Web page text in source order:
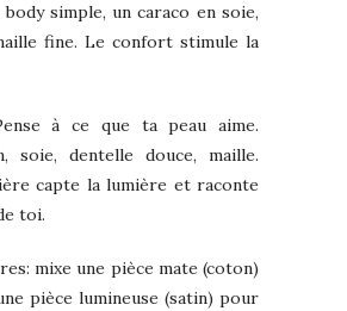
simple, un caraco en soie,
fine. Le confort stimule la
à ce que ta peau aime.
soie, dentelle douce, maille.
capte la lumière et raconte
toi.
mixe une pièce mate (coton)
pièce lumineuse (satin) pour